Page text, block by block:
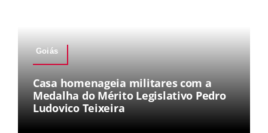
Goiás
Casa homenageia militares com a
Medalha do Mérito Legislativo Pedro
Ludovico Teixeira